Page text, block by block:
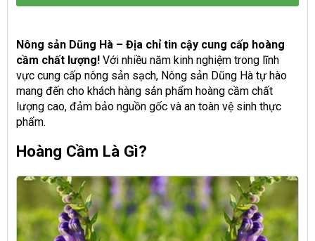
Nông sản Dũng Hà – Địa chỉ tin cậy cung cấp hoàng
cầm chất lượng! Với nhiều năm kinh nghiệm trong lĩnh
vực cung cấp nông sản sạch, Nông sản Dũng Hà tự hào
mang đến cho khách hàng sản phẩm hoàng cầm chất
lượng cao, đảm bảo nguồn gốc và an toàn vệ sinh thực
phẩm.
Hoàng Cầm Là Gì?